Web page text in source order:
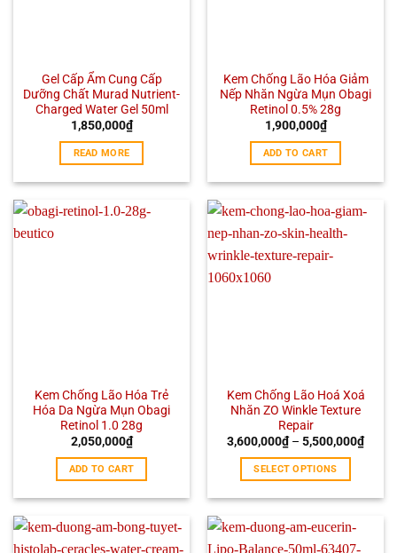
Gel Cấp Ẩm Cung Cấp
Dưỡng Chất Murad Nutrient-
Charged Water Gel 50ml
1,850,000₫
READ MORE
Kem Chống Lão Hóa Giảm
Nếp Nhăn Ngừa Mụn Obagi
Retinol 0.5% 28g
1,900,000₫
ADD TO CART
Kem Chống Lão Hóa Trẻ
Hóa Da Ngừa Mụn Obagi
Retinol 1.0 28g
2,050,000₫
ADD TO CART
Kem Chống Lão Hoá Xoá
Nhăn ZO Winkle Texture
Repair
3,600,000₫– 5,500,000₫
SELECT OPTIONS